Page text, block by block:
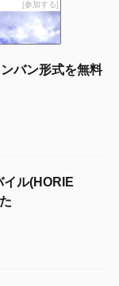
参加する
バン形式を無料
ル(HORIE